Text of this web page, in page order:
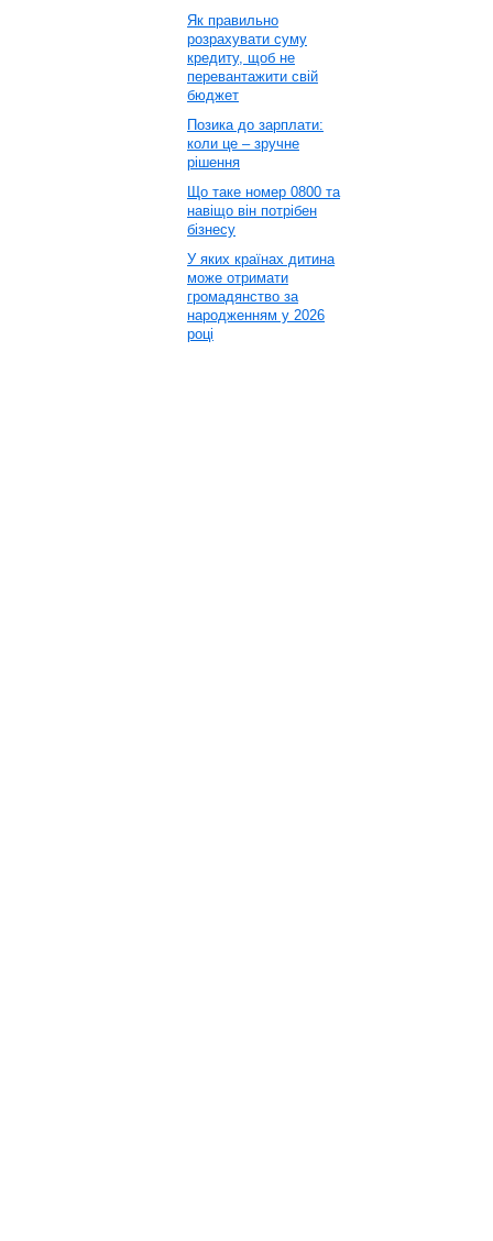
Як правильно
розрахувати суму
кредиту, щоб не
перевантажити свій
бюджет
Позика до зарплати:
коли це – зручне
рішення
Що таке номер 0800 та
навіщо він потрібен
бізнесу
У яких країнах дитина
може отримати
громадянство за
народженням у 2026
році